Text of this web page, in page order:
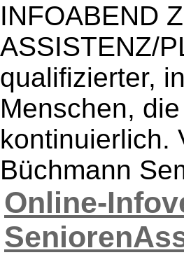
INFOABEND
ASSISTENZ/
qualifizierter,
Menschen,
kontinuierlich.
Büchmann
Online-